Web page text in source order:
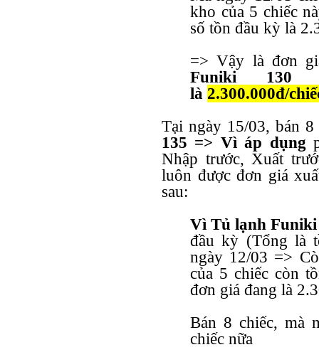
kho của 5 chiếc
số tồn đầu kỳ là
=> Vậy là đơn
Funiki 130
là 2.300.000đ/
Tại ngày 15/03, bán
135 => Vì áp dụng
Nhập trước, Xuất
luôn được đơn giá
sau:
Vì Tủ lạnh
đầu kỳ (Tổng là
ngày 12/03 =>
của 5 chiếc còn
đơn giá đang là
Bán 8 chiếc, mà
chiếc nữa